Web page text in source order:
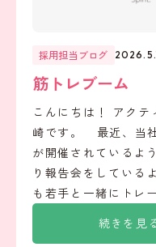
続きを見
採用担当ブログ
筋トレブーム
こんにちは！ アク
崎です。 最近、当
が開催されているよ
り報告会をしている
も若手と一緒にトレ